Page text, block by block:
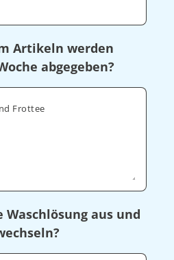
Artikeln werden
abgegeben?
Frottee
aus und